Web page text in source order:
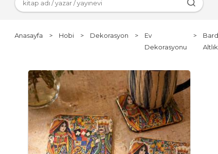
Anasayfa > Hobi > Dekorasyon >
Ev
Dekorasyonu
>